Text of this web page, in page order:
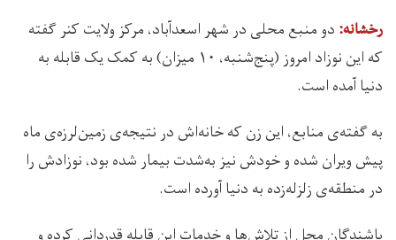
رخشانه: دو منبع محلی در شهر اسعدآباد، مرکز ولایت کنر گفته
که این نوزاد امروز (پنج‌شنبه، ۱۰ میزان) به کمک یک قابله به
دنیا آمده است.
به گفته‌ی منابع، این زن که خانه‌اش در نتیجه‌ی زمین‌لرزه‌ی ماه
پیش ویران شده و خودش نیز به‌شدت بیمار شده بود، نوزادش را
در منطقه‌ی زلزله‌زده به دنیا آورده است.